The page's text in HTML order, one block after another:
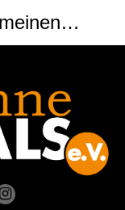
Rezension in der Allgemeinen Zeitung